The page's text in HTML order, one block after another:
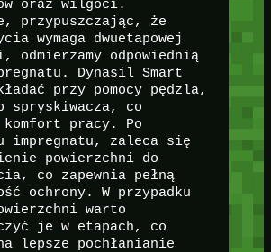
oraz wilgoci.
przypuszczając, że
wymaga dwuetapowej
odpowiednią
Dynasil Smart
przy pomocy pędzla,
spryskiwacza, co
komfort pracy. Po
impregnatu, zaleca się
powierzchni do
co zapewnia pełną
ochrony. W przypadku
warto
je w etapach, co
lepsze pochłanianie